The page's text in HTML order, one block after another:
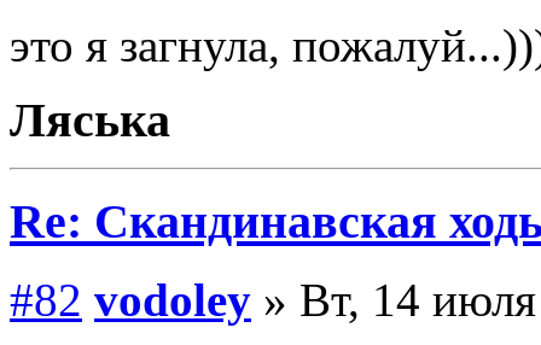
это я загнула,
Ляська
Re: Скандинавская
#82 vodoley » Вт, 14